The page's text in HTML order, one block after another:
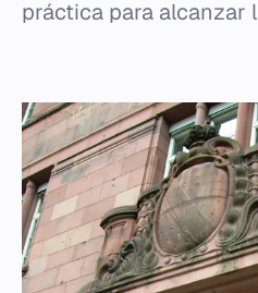
práctica para alcanzar